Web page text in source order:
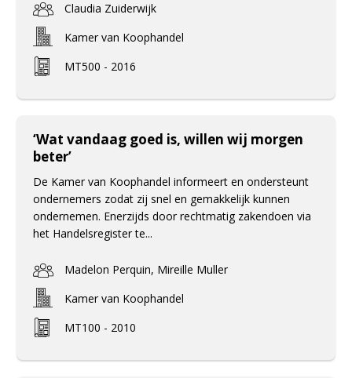
Claudia Zuiderwijk
Kamer van Koophandel
MT500 - 2016
‘Wat vandaag goed is, willen wij morgen
beter’
De Kamer van Koophandel informeert en ondersteunt
ondernemers zodat zij snel en gemakkelijk kunnen
ondernemen. Enerzijds door rechtmatig zakendoen via
het Handelsregister te...
Madelon Perquin, Mireille Muller
Kamer van Koophandel
MT100 - 2010